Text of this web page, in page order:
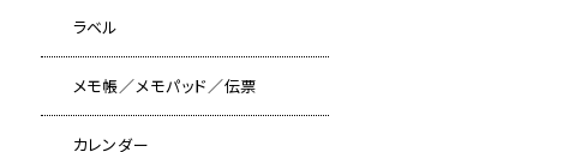
ラベル
メモ帳／メモパッド／伝票
カレンダー